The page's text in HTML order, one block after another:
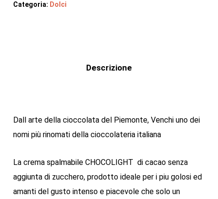
Categoria: Dolci
Descrizione
Dall arte della cioccolata del Piemonte, Venchi uno dei
nomi più rinomati della cioccolateria italiana
La crema spalmabile CHOCOLIGHT di cacao senza
aggiunta di zucchero, prodotto ideale per i piu golosi ed
amanti del gusto intenso e piacevole che solo un